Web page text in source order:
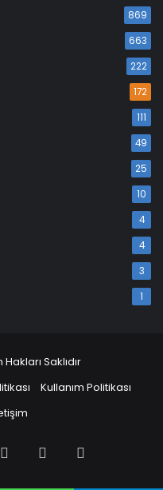
869
663
222
172
111
49
25
10
4
4
3
1
Saklıdır
Kullanım Politikası
LinkedInYouTube